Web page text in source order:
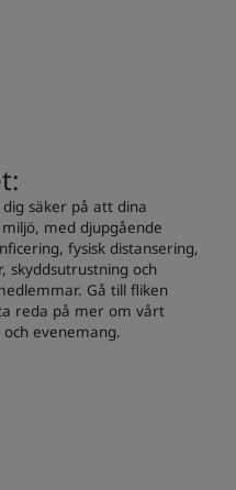
säker på att dina
med djupgående
fysisk distansering,
skyddsutrustning och
Gå till fliken
reda på mer om vårt
evenemang.